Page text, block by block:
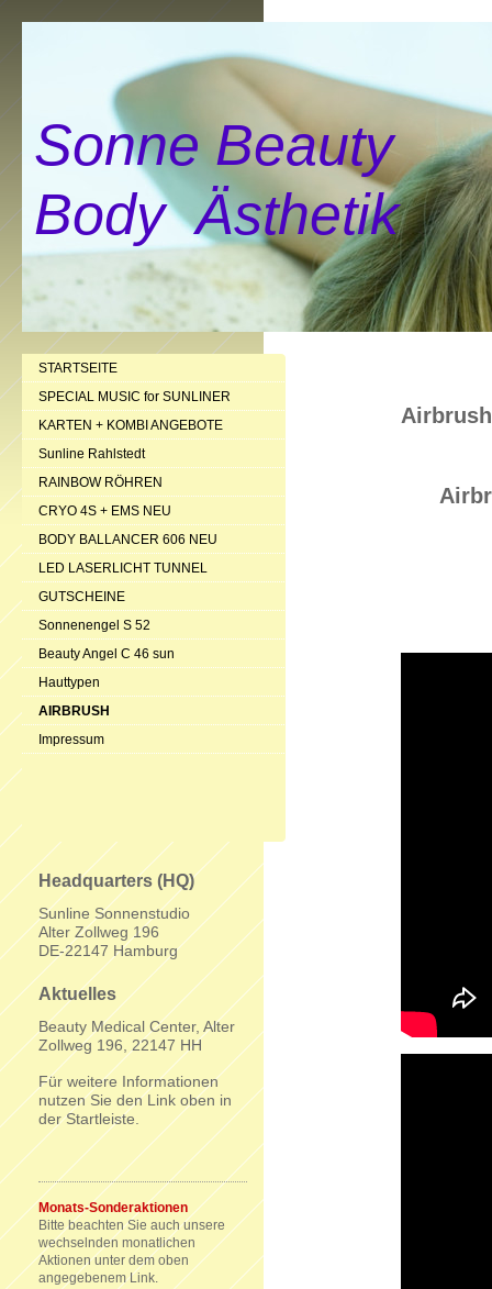
Sonne Beauty
Body Ästhetik
Airbrush
STARTSEITE
SPECIAL MUSIC for SUNLINER
KARTEN + KOMBI ANGEBOTE
Sunline Rahlstedt
RAINBOW RÖHREN
CRYO 4S + EMS NEU
BODY BALLANCER 606 NEU
LED LASERLICHT TUNNEL
GUTSCHEINE
Sonnenengel S 52
Beauty Angel C 46 sun
Hauttypen
AIRBRUSH
Impressum
Headquarters (HQ)
Sunline Sonnenstudio
Alter Zollweg 196
DE-22147 Hamburg
Aktuelles
Beauty Medical Center, Alter
Zollweg 196, 22147 HH
Für weitere Informationen
nutzen Sie den Link oben in
der Startleiste.
Monats-Sonderaktionen
Bitte beachten Sie auch unsere
wechselnden monatlichen
Aktionen unter dem oben
angegebenem Link.